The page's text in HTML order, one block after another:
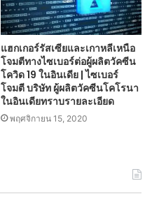
แฮกเกอร์รัสเซียและเกาหลีเหนือ
โจมตีทางไซเบอร์ต่อผู้ผลิตวัคซีน
โควิด 19 ในอินเดีย | ไซเบอร์
โจมตี บริษัท ผู้ผลิตวัคซีนโคโรนา
ในอินเดียทราบรายละเอียด
พฤศจิกายน 15, 2020